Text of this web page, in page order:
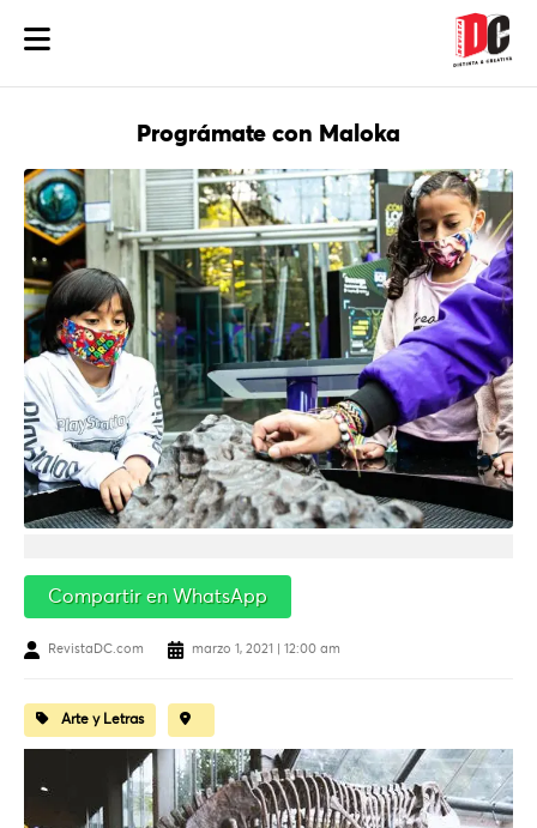
Prográmate con Maloka
Compartir en WhatsApp
RevistaDC.com marzo 1, 2021 | 12:00 am
Arte y Letras